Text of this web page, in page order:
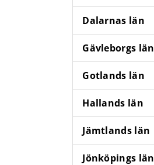
Dalarnas län
Gävleborgs län
Gotlands län
Hallands län
Jämtlands län
Jönköpings län